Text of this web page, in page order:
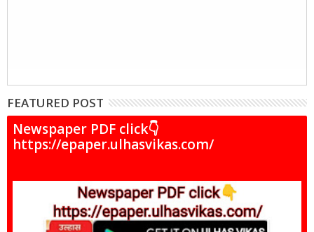
FEATURED POST
Newspaper PDF click👇
https://epaper.ulhasvikas.com/